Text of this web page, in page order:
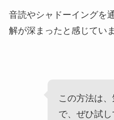
音読やシャドーイングを
解が深まったと感じていま
この方法は
で、ぜひ試し